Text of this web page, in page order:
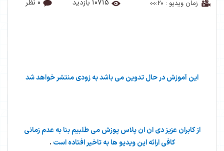
زمان ویدیو : 00:20
این آموزش در حال تدوین می باشد به زودی منتشر خواهد شد
از کابران عزیز دی ان ان پلاس پوزش می طلبیم بنا به عدم زمانی
کافی ارائه این ویدیو ها به تاخیر افتاده است .